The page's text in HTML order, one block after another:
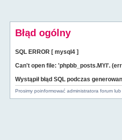
Błąd ogólny
SQL ERROR [ mysql4 ]
Can't open file: 'phpbb_posts.MYI'.
Wystąpił błąd SQL podczas
Prosimy poinformować administratora forum